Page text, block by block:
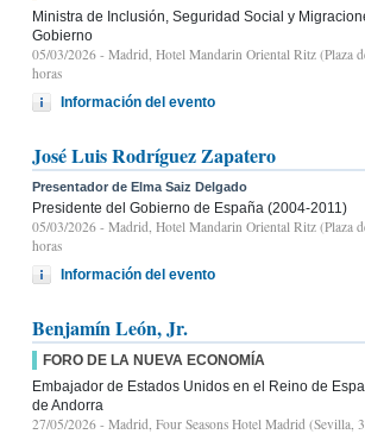
Ministra de Inclusión, Seguridad Social y
Gobierno
05/03/2026 - Madrid, Hotel Mandarin Oriental Ritz (Plaza
horas
Información del evento
José Luis Rodríguez Zapatero
Presentador de Elma Saiz Delgado
Presidente del Gobierno de España (2004-2011)
05/03/2026 - Madrid, Hotel Mandarin Oriental Ritz (Plaza
horas
Información del evento
Benjamín León, Jr.
FORO DE LA NUEVA ECONOMÍA
Embajador de Estados Unidos en el Reino de
de Andorra
27/05/2026 - Madrid, Four Seasons Hotel Madrid (Sevilla,